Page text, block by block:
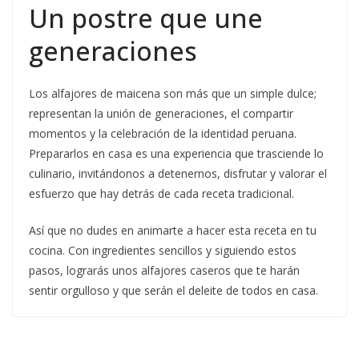
Un postre que une
generaciones
Los alfajores de maicena son más que un simple dulce;
representan la unión de generaciones, el compartir
momentos y la celebración de la identidad peruana.
Prepararlos en casa es una experiencia que trasciende lo
culinario, invitándonos a detenernos, disfrutar y valorar el
esfuerzo que hay detrás de cada receta tradicional.
Así que no dudes en animarte a hacer esta receta en tu
cocina. Con ingredientes sencillos y siguiendo estos
pasos, lograrás unos alfajores caseros que te harán
sentir orgulloso y que serán el deleite de todos en casa.